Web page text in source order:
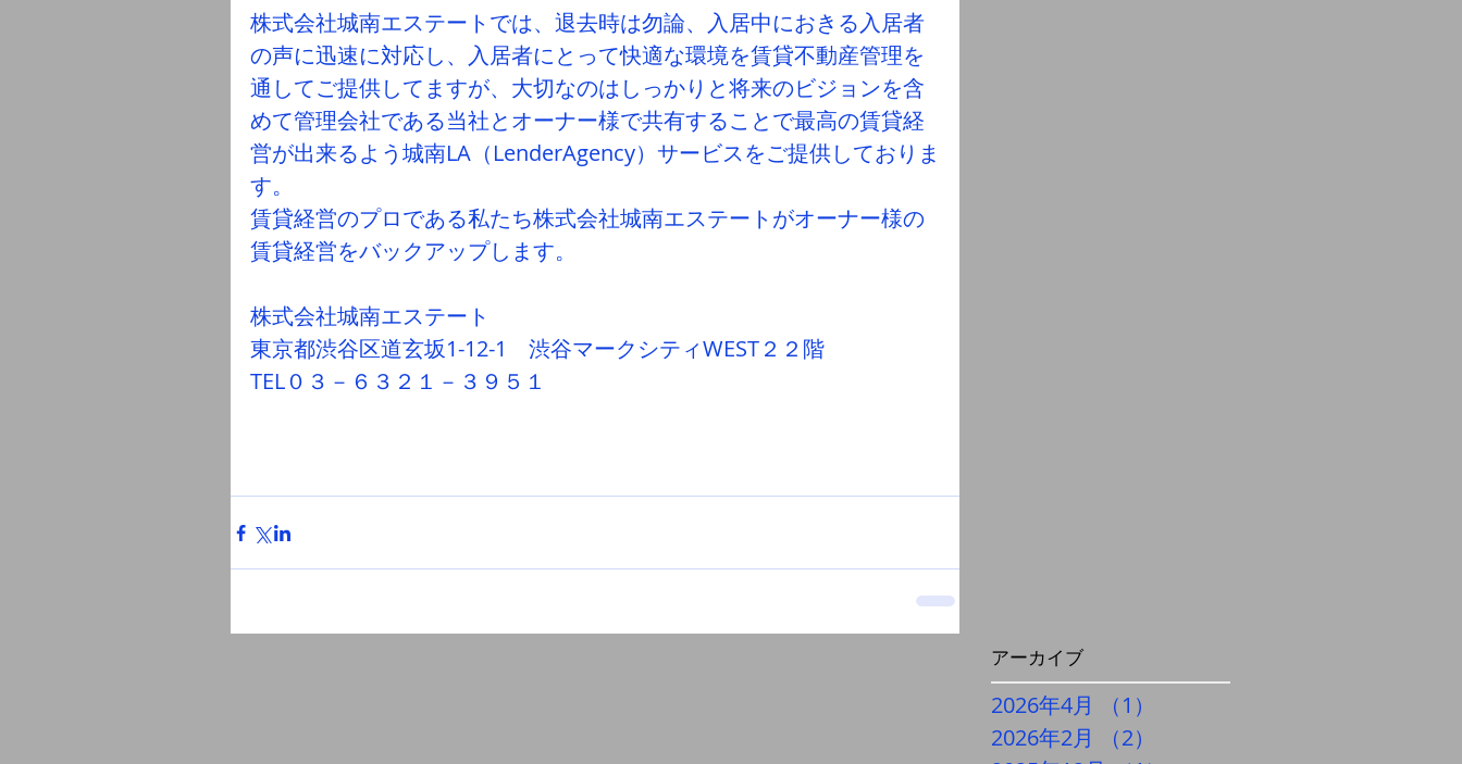
株式会社城南エステートでは、退去時は勿論、入居中におきる入居者
の声に迅速に対応し、入居者にとって快適な環境を賃貸不動産管理を
通してご提供してますが、大切なのはしっかりと将来のビジョンを含
めて管理会社である当社とオーナー様で共有することで最高の賃貸経
営が出来るよう城南LA（LenderAgency）サービスをご提供しておりま
す。
賃貸経営のプロである私たち株式会社城南エステートがオーナー様の
賃貸経営をバックアップします。
株式会社城南エステート
東京都渋谷区道玄坂1-12-1　渋谷マークシティWEST２２階
TEL０３－６３２１－３９５１
アーカイブ
2026年4月 （1）
2026年2月
（2）